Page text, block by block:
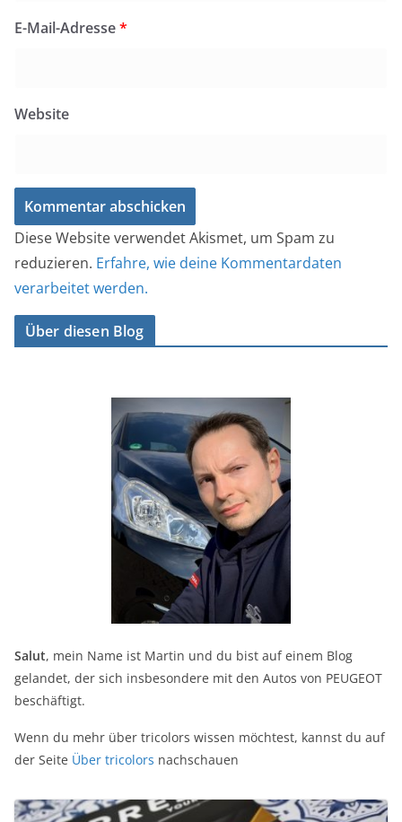
E-Mail-Adresse*
Website
Diese Website verwendet Akismet, um Spam zu
reduzieren. Erfahre, wie deine Kommentardaten
verarbeitet werden.
Über diesen Blog
Salut, mein Name ist Martin und du bist auf einem Blog
gelandet, der sich insbesondere mit den Autos von PEUGEOT
beschäftigt.
Wenn du mehr über tricolors wissen möchtest, kannst du auf
der Seite Über tricolors nachschauen